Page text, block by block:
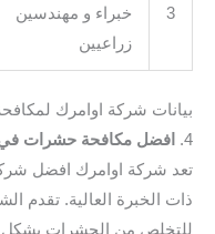
3
خبراء و مهندسين
زراعيين
بيانات شركة اوامرك
4.
افضل مكافحة حشرات
تعد شركة اوامرك افضل
ذات الخبرة العالية. تقدم
للتخلص من الحشرات بشكل